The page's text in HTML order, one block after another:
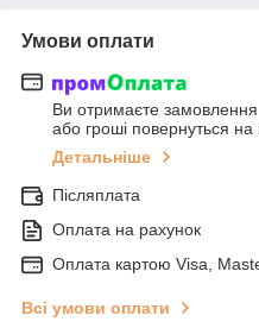
Умови оплати
Ви отримаєте замовлення
або гроші повернуться на
Детальніше
Післяплата
Оплата на рахунок
Оплата картою Visa,
Всі умови оплати